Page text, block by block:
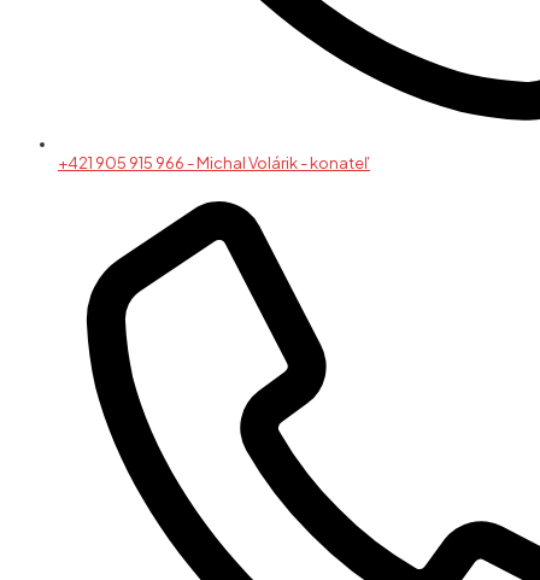
+421 905 915 966 - Michal Volárik - konateľ